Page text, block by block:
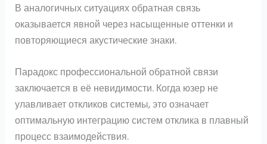
В аналогичных ситуациях обратная связь
оказывается явной через насыщенные оттенки и
повторяющиеся акустические знаки.
Парадокс профессиональной обратной связи
заключается в её невидимости. Когда юзер не
улавливает откликов системы, это означает
оптимальную интеграцию систем отклика в плавный
процесс взаимодействия.